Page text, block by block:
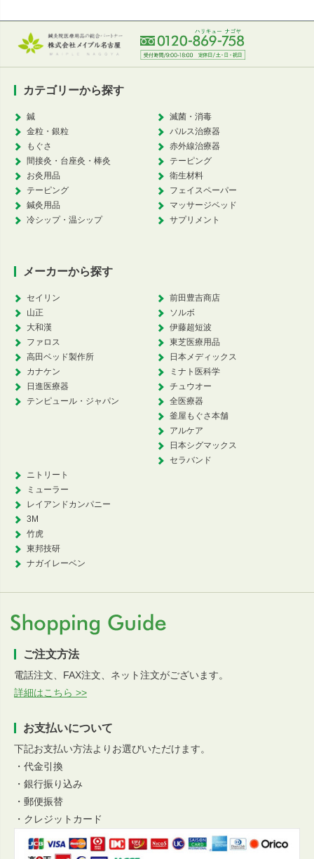
カテゴリーから探す
鍼
金粒・銀粒
もぐさ
間接灸・台座灸・棒灸
お灸用品
テーピング
鍼灸用品
冷シップ・温シップ
滅菌・消毒
パルス治療器
赤外線治療器
テーピング
衛生材料
フェイスペーパー
マッサージベッド
サプリメント
メーカーから探す
セイリン
山正
大和漢
ファロス
高田ベッド製作所
カナケン
日進医療器
テンピュール・ジャパン
前田豊吉商店
ソルボ
伊藤超短波
東芝医療用品
日本メディックス
ミナト医科学
チュウオー
全医療器
釜屋もぐさ本舗
アルケア
日本シグマックス
セラバンド
ニトリート
ミューラー
レイアンドカンパニー
3M
竹虎
東邦技研
ナガイレーベン
ご注文方法
電話注文、FAX注文、ネット注文がございます。
詳細はこちら >>
お支払いについて
下記お支払い方法よりお選びいただけます。
・代金引換
・銀行振り込み
・郵便振替
・クレジットカード